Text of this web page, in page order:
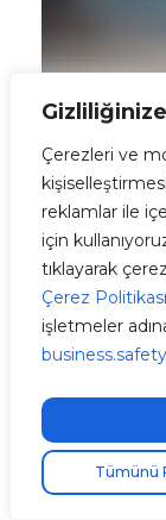
Çerezleri ve
reklamlar ile
için
tıklayarak
Çerez Politikası
işletmeler
Tümünü